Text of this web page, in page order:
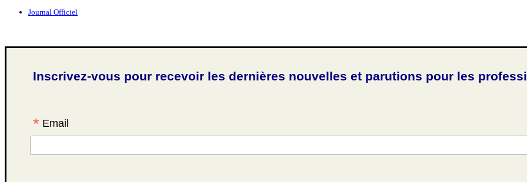
Journal Officiel
Inscrivez-vous pour recevoir les dernières nouvelles et parutions pour les
* Email